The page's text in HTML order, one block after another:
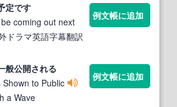
定です
coming out next
ドラマ英語字幕翻訳
例文帳に追加
般公開される
to Public
a Wave
例文帳に追加